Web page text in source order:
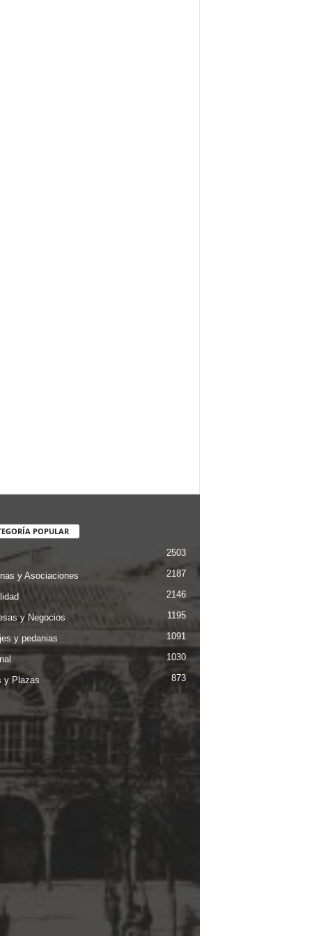
POPULAR
2503
y Asociaciones 2187
2146
y Negocios 1195
y pedanias 1091
1030
y Plazas 873